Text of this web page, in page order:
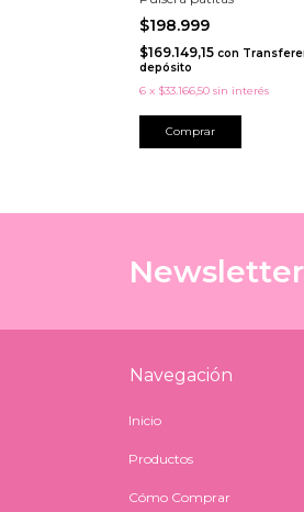
$198.999
$169.149,15 con
depósito
6 x $33.166,50 sin interés
Newsletter
Navegación
Inicio
Productos
Cómo Comprar